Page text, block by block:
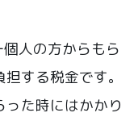
人の方からもら
する税金です。
た時にはかかり